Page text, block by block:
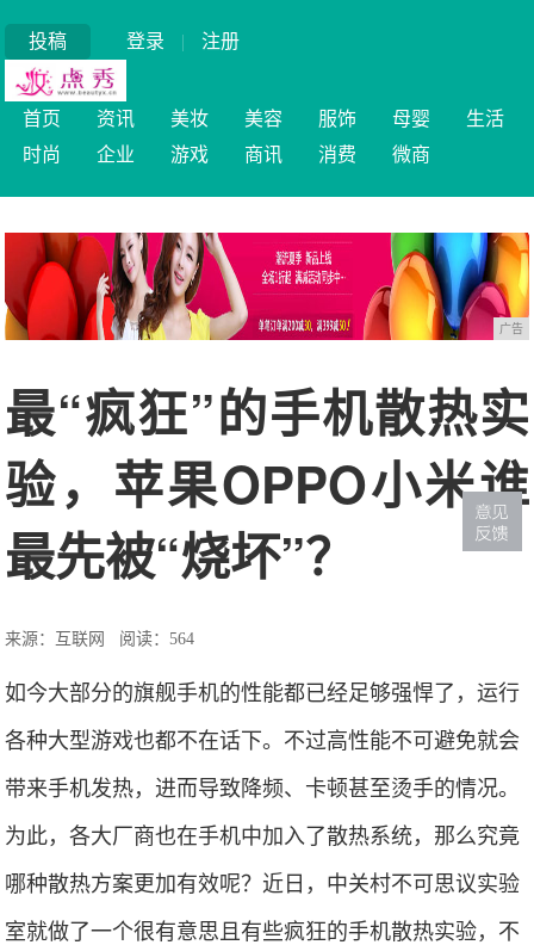
投稿 登录 | 注册
首页 资讯 美妆 美容 服饰 母婴
生活
时尚
企业 游戏 商讯 消费 微商
广告
最“疯狂”的手机散热实
验，苹果OPPO小米谁
最先被“烧坏”？
来源：互联网 阅读：564
如今大部分的旗舰手机的性能都已经足够强悍了，运行
各种大型游戏也都不在话下。不过高性能不可避免就会
带来手机发热，进而导致降频、卡顿甚至烫手的情况。
为此，各大厂商也在手机中加入了散热系统，那么究竟
哪种散热方案更加有效呢？近日，中关村不可思议实验
室就做了一个很有意思且有些疯狂的手机散热实验，不